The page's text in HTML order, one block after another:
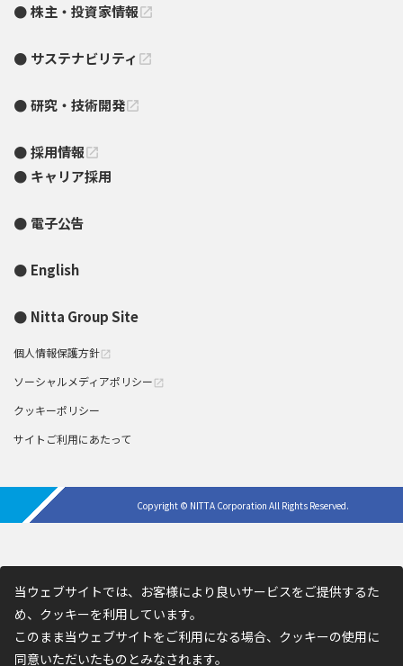
株主・投資家情報open_in_new
サステナビリティ open_in_new
研究・技術開発open_in_new
採用情報open_in_new
キャリア採用
電子公告
English
Nitta Group Site
個人情報保護方針open_in_new
ソーシャルメディアポリシー open_in_new
クッキーポリシー
サイトご利用にあたって
Copyright © NITTA Corporation All Rights Reserved.
当ウェブサイトでは、お客様により良いサービスをご提供するた
め、クッキーを利用しています。
このまま当ウェブサイトをご利用になる場合、クッキーの使用に
同意いただいたものとみなされます。